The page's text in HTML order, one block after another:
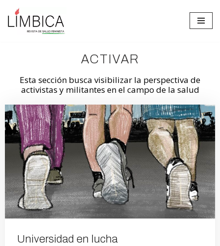
Ir
ACTIVAR
Esta sección busca visibilizar la perspectiva de
activistas y militantes en el campo de la salud
Universidad en lucha